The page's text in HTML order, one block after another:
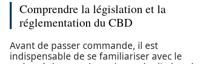
Comprendre la législation et la
réglementation du CBD
Avant de passer commande, il est
indispensable de se familiariser avec le